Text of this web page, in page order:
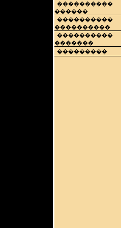
����������
������
����������
����������
����������
�������
���������